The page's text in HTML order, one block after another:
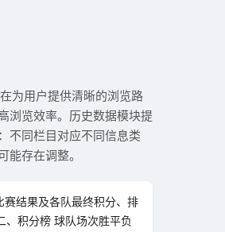
为用户提供清晰的浏览路
浏览效率。历史数据模块提
不同栏目对应不同信息类
存在调整。
结果及各队最终积分、排
积分榜 球队场次胜平负